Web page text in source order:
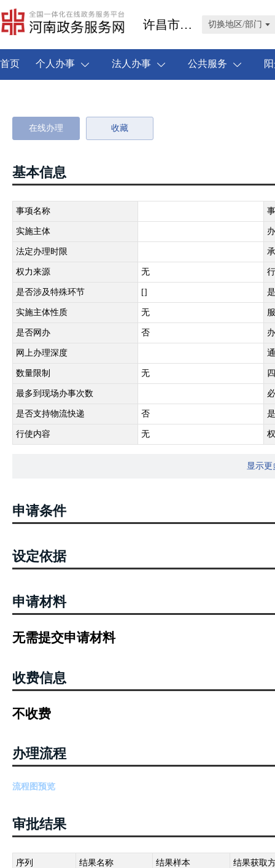
许昌市禹州市 切换地区/部门
首页 个人办事 法人办事 公共服务
在线办理 收藏
基本信息
事项名称
实施主体
法定办理时限
权力来源 无
是否涉及特殊环节 []
实施主体性质 无
是否网办 否
网上办理深度
数量限制 无
最多到现场办事次数
是否支持物流快递 否
行使内容 无
显示更
申请条件
设定依据
申请材料
无需提交申请材料
收费信息
不收费
办理流程
流程图预览
审批结果
序列 结果名称 结果样本 结果获取